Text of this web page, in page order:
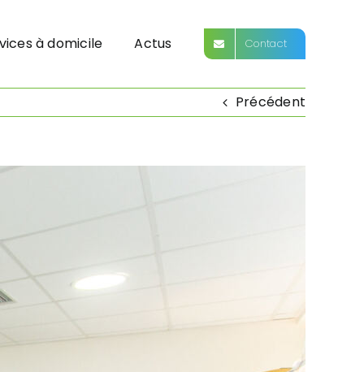
à domicile Actus Contact
Précédent